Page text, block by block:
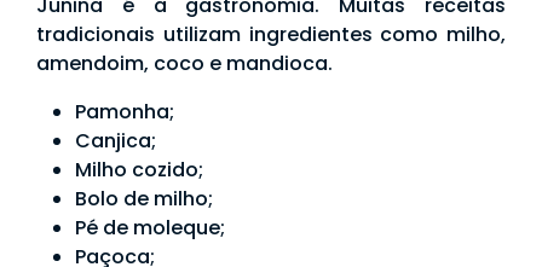
Junina é a gastronomia. Muitas receitas
tradicionais utilizam ingredientes como milho,
amendoim, coco e mandioca.
Pamonha;
Canjica;
Milho cozido;
Bolo de milho;
Pé de moleque;
Paçoca;